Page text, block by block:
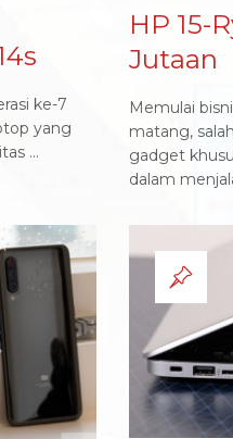
ke-7
yang
...
HP 15-
Jutaan
Memulai
matang,
gadget
dalam